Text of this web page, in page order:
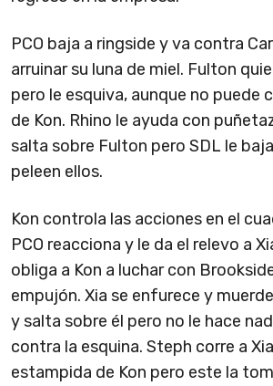
PCO baja a ringside y va contra
arruinar su luna de miel. Fulton
pero le esquiva, aunque no puede
de Kon. Rhino le ayuda con
salta sobre Fulton pero SDL le
peleen ellos.
Kon controla las acciones en el
PCO reacciona y le da el relevo a
obliga a Kon a luchar con
empujón. Xia se enfurece y
y salta sobre él pero no le hace
contra la esquina. Steph corre a
estampida de Kon pero este la